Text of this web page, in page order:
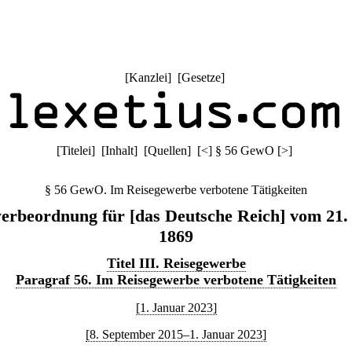
[Kanzlei] [Gesetze]
[Titelei] [Inhalt] [Quellen] [<] § 56 GewO [>]
§ 56 GewO. Im Reisegewerbe verbotene Tätigkeiten
für [das Deutsche Reich] vom
1869
Titel III. Reisegewerbe
Paragraf 56. Im Reisegewerbe verbotene Tätigkeiten
[1. Januar 2023]
[8. September 2015–1. Januar 2023]